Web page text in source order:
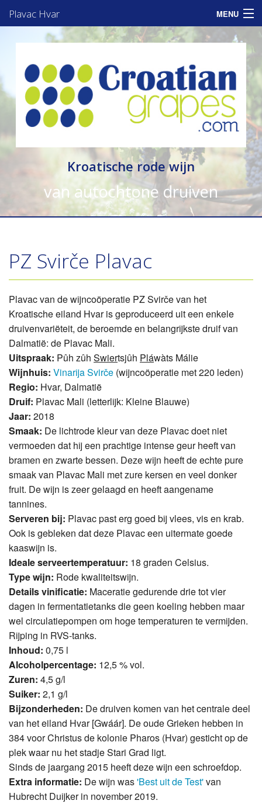
Plavac Hvar MENU
Assortiment
Informatie
Zakelijk
Consumenten
Kroatische rode wijn
van autochtone druiven
PZ Svirče Plavac
Plavac van de wijncoöperatie PZ Svirče van het
Kroatische eiland Hvar is geproduceerd uit een enkele
druivenvariëteit, de beroemde en belangrijkste druif van
Dalmatië: de Plavac Mali.
Uitspraak: Pûh zûhSwiertsjûh Pláwàts Málie
Wijnhuis:Vinarija Svirče (wijncoöperatie met 220 leden)
Regio: Hvar, Dalmatië
Druif: Plavac Mali (letterlijk: Kleine Blauwe)
Jaar: 2018
Smaak: De lichtrode kleur van deze Plavac doet niet
vermoeden dat hij een prachtige intense geur heeft van
bramen en zwarte bessen. Deze wijn heeft de echte pure
smaak van Plavac Mali met zure kersen en veel donker
fruit. De wijn is zeer gelaagd en heeft aangename
tannines.
Serveren bij: Plavac past erg goed bij vlees, vis en krab.
Ook is gebleken dat deze Plavac een uitermate goede
kaaswijn is.
Ideale serveertemperatuur: 18 graden Celsius.
Type wijn: Rode kwaliteitswijn.
Details vinificatie: Maceratie gedurende drie tot vier
dagen in fermentatietanks die geen koeling hebben maar
wel circulatiepompen om hoge temperaturen te vermijden.
Rijping in RVS-tanks.
Inhoud: 0,75 l
Alcoholpercentage: 12,5 % vol.
Zuren:4,5 g/l
Suiker: 2,1 g/l
Bijzonderheden: De druiven komen van het centrale deel
van het eiland Hvar [Gwáár]. De oude Grieken hebben in
384 voor Christus de kolonie Pharos (Hvar) gesticht op de
plek waar nu het stadje Stari Grad ligt.
Sinds de jaargang 2015 heeft deze wijn een schroefdop.
Extra informatie: De wijn was'Best uit de Test'van
Hubrecht Duijker in november 2019.